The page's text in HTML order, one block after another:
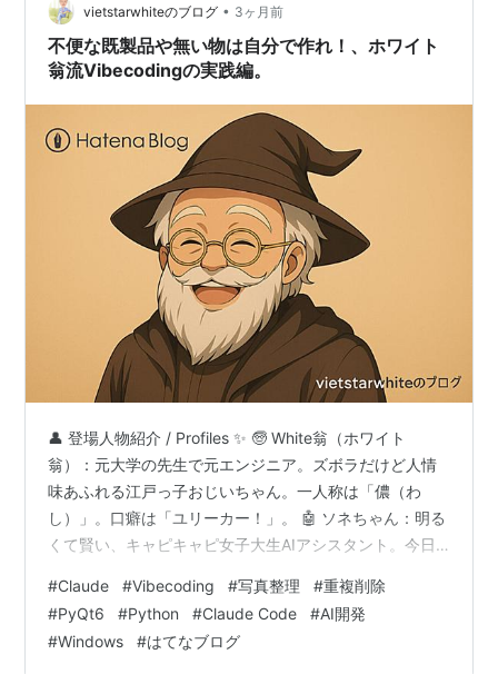
vietstarwhiteのブログ • 3ヶ月前
不便な既製品や無い物は自分で作れ！、ホワイト
翁流Vibecodingの実践編。
👤 登場人物紹介 / Profiles ✨ 🧓 White翁（ホワイト
翁）：元大学の先生で元エンジニア。ズボラだけど人情
味あふれる江戸っ子おじいちゃん。一人称は「儂（わ
し）」。口癖は「ユリーカー！」。 🤖 ソネちゃん：明る
くて賢い、キャピキャピ女子大生AIアシスタント。今日
してるよ✨ 🧓 White翁 (Hoshite Okina): A former
university professor and engineer. A laid-back but
warm-hearted Edo-dialect old timer. He refers …
#Claude #Vibecoding #写真整理 #重複削除
#PyQt6 #Python #Claude Code #AI開発
#Windows #はてなブログ